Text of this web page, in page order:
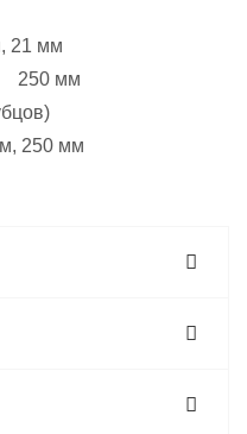
21 мм
250 мм
250 мм